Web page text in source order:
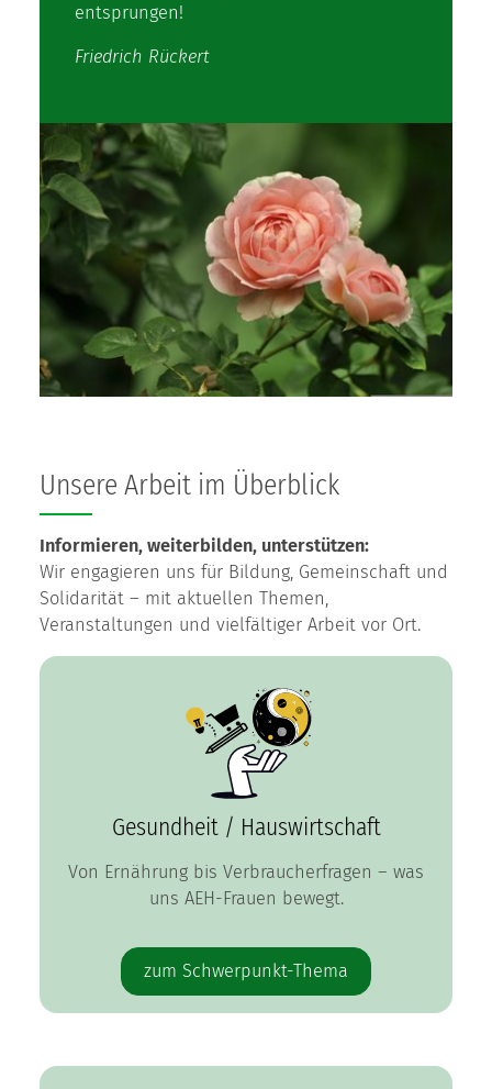
entsprungen!
Friedrich Rückert
Unsere Arbeit im Überblick
Informieren, weiterbilden, unterstützen:
Wir engagieren uns für Bildung, Gemeinschaft und
Solidarität – mit aktuellen Themen,
Veranstaltungen und vielfältiger Arbeit vor Ort.
Gesundheit / Hauswirtschaft
Von Ernährung bis Verbraucherfragen – was
uns AEH-Frauen bewegt.
zum Schwerpunkt-Thema